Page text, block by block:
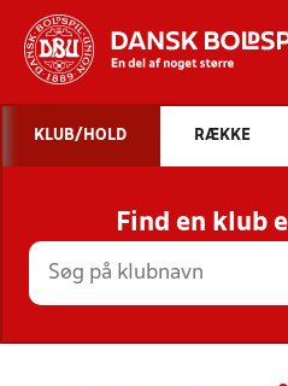
STILLINGER,
KLUB/HOLD RÆKKE
Find en klub